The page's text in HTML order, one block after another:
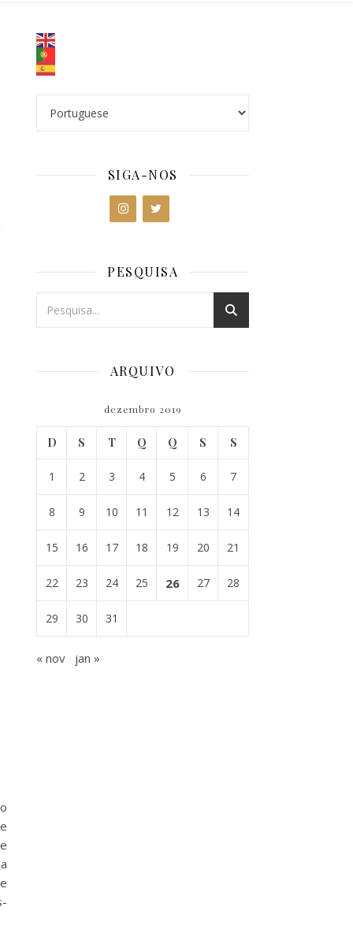
SIGA-NOS
PESQUISA
ARQUIVO
dezembro 2019
D S T Q Q S S
1 2 3 4 5 6 7
8 9 10 11 12 13 14
15 16 17 18 19 20 21
22 23 24 25 26 27 28
29 30 31
« nov jan »